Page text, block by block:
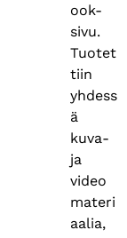
ook-
sivu.
Tuotet
tiin
yhdess
ä
kuva-
ja
video
materi
aalia,